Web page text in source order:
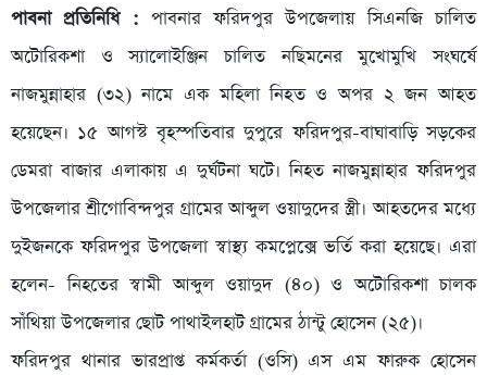
পাবনা প্রতিনিধি : পাবনার ফরিদপুর উপজেলায় সিএনজি চালিত
অটোরিকশা ও স্যালোইঞ্জিন চালিত নছিমনের মুখোমুখি সংঘর্ষে
নাজমুন্নাহার (৩২) নামে এক মহিলা নিহত ও অপর ২ জন আহত
হয়েছেন। ১৫ আগস্ট বৃহস্পতিবার দুপুরে ফরিদপুর-বাঘাবাড়ি সড়কের
ডেমরা বাজার এলাকায় এ দুর্ঘটনা ঘটে। নিহত নাজমুন্নাহার ফরিদপুর
উপজেলার শ্রীগোবিন্দপুর গ্রামের আব্দুল ওয়াদুদের স্ত্রী। আহতদের মধ্যে
দুইজনকে ফরিদপুর উপজেলা স্বাস্থ্য কমপ্লেক্সে ভর্তি করা হয়েছে। এরা
হলেন- নিহতের স্বামী আব্দুল ওয়াদুদ (৪০) ও অটোরিকশা চালক
সাঁথিয়া উপজেলার ছোট পাথাইলহাট গ্রামের ঠান্টু হোসেন (২৫)।
ফরিদপুর থানার ভারপ্রাপ্ত কর্মকর্তা (ওসি) এস এম ফারুক হোসেন